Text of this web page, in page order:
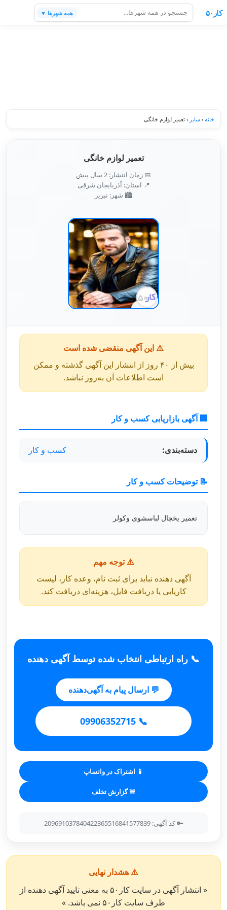
کار۵۰ همه شهرها ▼
خانه › سایر › تعمیر لوازم خانگی
تعمیر لوازم خانگی
📅 زمان انتشار: 2 سال پیش
📍 استان: آذربایجان شرقی
🏙️ شهر: تبريز
⚠️ این آگهی منقضی شده است
بیش از ۴۰ روز از انتشار این آگهی گذشته و ممکن
است اطلاعات آن به‌روز نباشد.
🏢 آگهی بازاریابی کسب و کار
دسته‌بندی: کسب و کار
📝 توضیحات کسب و کار
تعمیر یخچال لباسشوی وکولر
⚠️ توجه مهم
آگهی دهنده نباید برای ثبت نام، وعده کار، لیست
کاریابی یا دریافت فایل، هزینه‌ای دریافت کند.
📞 راه ارتباطی انتخاب شده توسط آگهی دهنده
💬 ارسال پیام به آگهی‌دهنده
📞 09906352715
📱 اشتراک در واتساپ
🚨 گزارش تخلف
🔑 کد آگهی: 209691037840422365516841577839
⚠️ هشدار نهایی
« انتشار آگهی در سایت کار۵۰ به معنی تایید آگهی دهنده از
طرف سایت کار۵۰ نمی باشد. »